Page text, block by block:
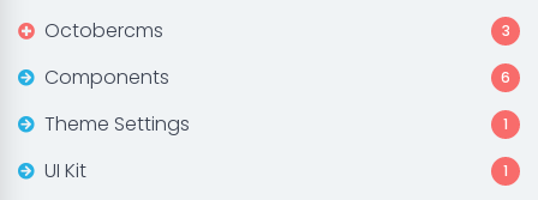
Octobercms 3
Components 6
Theme Settings 1
UI Kit 1